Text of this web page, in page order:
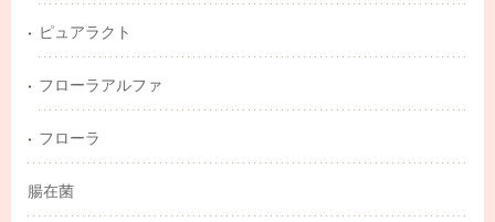
ピュアラクト
フローラアルファ
フローラ
腸在菌